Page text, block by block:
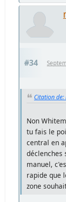
#34
Citation
Non
tu fais le
central en
déclenches
manuel,
rapide que
zone